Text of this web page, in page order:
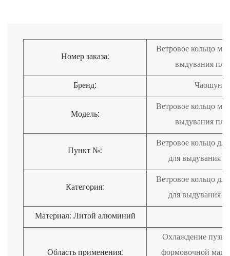
Номер заказа:
Ветровое кольцо
выдувания
Бренд: Чаошун
Модель:
Ветровое кольцо
выдувания
Пункт №:
Ветровое кольцо
для выдувания
Категория:
Ветровое кольцо
для выдувания
Материал: Литой алюминий
Область применения:
Охлаждение
формовочной